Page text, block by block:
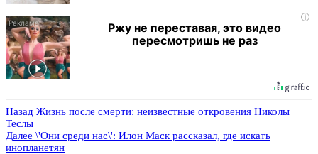
i
Ржу не переставая, это видео
пересмотришь не раз
Назад Жизнь после смерти: неизвестные откровения Николы
Теслы
Далее \'Они среди нас\': Илон Маск рассказал, где искать
инопланетян